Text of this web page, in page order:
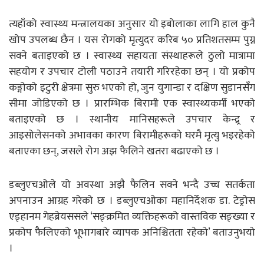
त्यहाँको स्वास्थ्य मन्त्रालयका अनुसार यो इबोलाका लागि हाल कुनै
खोप उपलब्ध छैन । यस रोगको मृत्युदर करिब ५० प्रतिशतसम्म पुग्न
सक्ने बताइएको छ । स्वास्थ्य सहायता संस्थाहरूले ठुलो मात्रामा
सहयोग र उपचार टोली पठाउने तयारी गरिरहेका छन् । यो प्रकोप
कङ्गोको इटुरी क्षेत्रमा सुरु भएको हो, जुन युगान्डा र दक्षिण सुडानसँग
सीमा जोडिएको छ । प्रारम्भिक बिरामी एक स्वास्थ्यकर्मी भएको
बताइएको छ । स्थानीय मानिसहरूले उपचार केन्द्र्र र
आइसोलेसनको अभावका कारण बिरामीहरूको घरमै मृत्यु भइरहेको
बताएका छन्, जसले रोग अझ फैलिने खतरा बढाएको छ ।
डब्लुएचओले यो अवस्था अझै फैलिन सक्ने भन्दै उच्च सतर्कता
अपनाउन आग्रह गरेको छ । डब्लुएचओका महानिर्देशक डा. टेड्रोस
एड्हानम गेहब्रेयससले ‘सङ्क्रमित व्यक्तिहरूको वास्तविक सङ्ख्या र
प्रकोप फैलिएको भूभागबारे व्यापक अनिश्चितता रहेको’ बताउनुभयो
।